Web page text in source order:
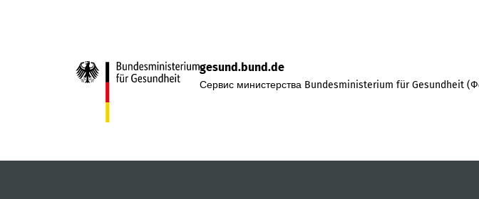
gesund.bund.de
Сервис министерства Bundesministerium für Gesundheit